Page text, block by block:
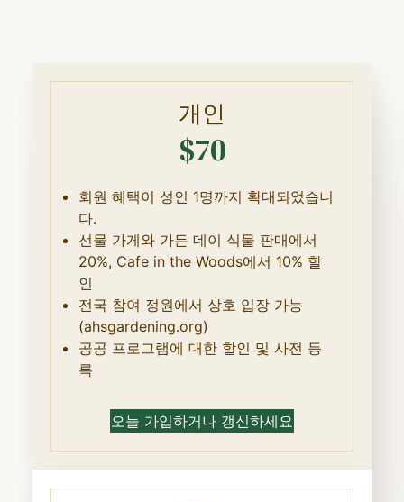
개인
$70
회원 혜택이 성인 1명까지 확대되었습니
다.
선물 가게와 가든 데이 식물 판매에서
20%, Cafe in the Woods에서 10% 할
인
전국 참여 정원에서 상호 입장 가능
(ahsgardening.org)
공공 프로그램에 대한 할인 및 사전 등
록
오늘 가입하거나 갱신하세요